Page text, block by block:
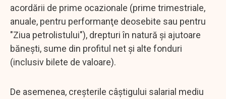
acordării de prime ocazionale (prime trimestriale,
anuale, pentru performanţe deosebite sau pentru
"Ziua petrolistului"), drepturi în natură şi ajutoare
băneşti, sume din profitul net şi alte fonduri
(inclusiv bilete de valoare).
De asemenea, creşterile câştigului salarial mediu